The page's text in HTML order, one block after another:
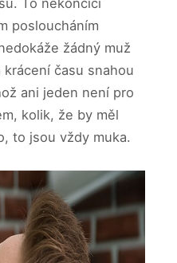
To nekončící
posloucháním
žádný muž
času snahou
ani jeden není pro
kolik, že by měl
to jsou vždy muka.